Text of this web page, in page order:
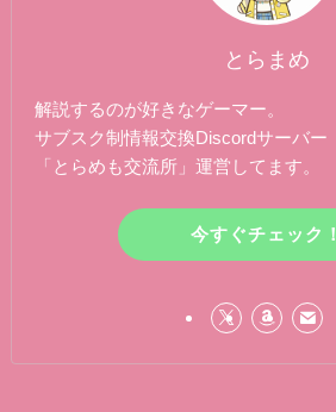
とらまめ
解説するのが好きなゲーマー。
サブスク制情報交換Discordサーバー
「とらめも交流所」運営してます。
今すぐチェック！